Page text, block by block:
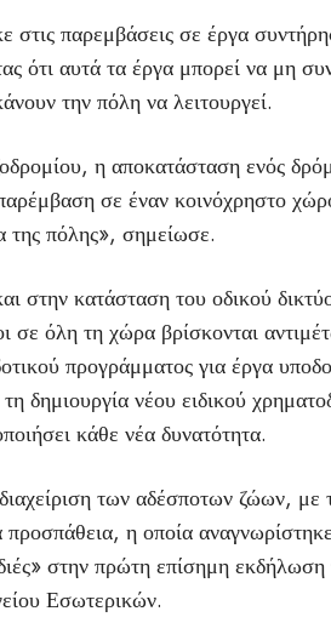
παρεμβάσεις σε έργα
ότι αυτά τα έργα μπορεί να μη
την πόλη να λειτουργεί.
η αποκατάσταση ενός
σε έναν κοινόχρηστο
της πόλης», σημείωσε.
στην κατάσταση του οδικού
σε όλη τη χώρα βρίσκονται
προγράμματος για έργα
τη δημιουργία νέου ειδικού
κάθε νέα δυνατότητα.
των αδέσποτων ζώων, με
η οποία
στην πρώτη επίσημη
Εσωτερικών.